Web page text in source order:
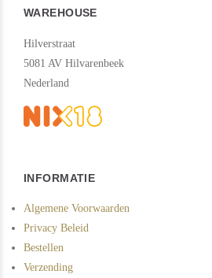
WAREHOUSE
Hilverstraat
5081 AV Hilvarenbeek
Nederland
INFORMATIE
Algemene Voorwaarden
Privacy Beleid
Bestellen
Verzending